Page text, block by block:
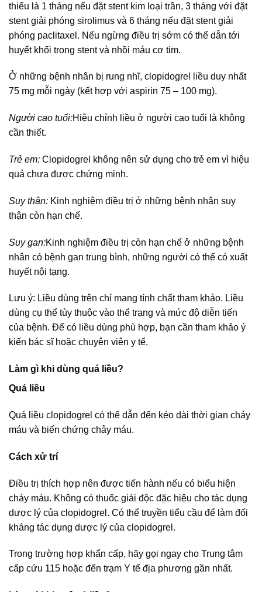
thiểu là 1 tháng nếu đặt stent kim loại trần, 3 tháng với đặt
stent giải phóng sirolimus và 6 tháng nếu đặt stent giải
phóng paclitaxel. Nếu ngừng điều trị sớm có thể dẫn tới
huyết khối trong stent và nhồi máu cơ tim.
Ở những bệnh nhân bị rung nhĩ, clopidogrel liều duy nhất
75 mg mỗi ngày (kết hợp với aspirin 75 – 100 mg).
Người cao tuổi:Hiệu chỉnh liều ở người cao tuổi là không
cần thiết.
Trẻ em: Clopidogrel không nên sử dụng cho trẻ em vì hiệu
quả chưa được chứng minh.
Suy thận: Kinh nghiệm điều trị ở những bệnh nhân suy
thận còn hạn chế.
Suy gan:Kinh nghiệm điều trị còn hạn chế ở những bệnh
nhân có bệnh gan trung bình, những người có thể có xuất
huyết nội tạng.
Lưu ý: Liều dùng trên chỉ mang tính chất tham khảo. Liều
dùng cụ thể tùy thuộc vào thể trạng và mức độ diễn tiến
của bệnh. Để có liều dùng phù hợp, bạn cần tham khảo ý
kiến bác sĩ hoặc chuyên viên y tế.
Làm gì khi dùng quá liều?
Quá liều
Quá liều clopidogrel có thể dẫn đến kéo dài thời gian chảy
máu và biến chứng chảy máu.
Cách xử trí
Điều trị thích hợp nên được tiến hành nếu có biểu hiện
chảy máu. Không có thuốc giải độc đặc hiệu cho tác dụng
dược lý của clopidogrel. Có thể truyền tiểu cầu để làm đối
kháng tác dụng dược lý của clopidogrel.
Trong trường hợp khẩn cấp, hãy gọi ngay cho Trung tâm
cấp cứu 115 hoặc đến trạm Y tế địa phương gần nhất.